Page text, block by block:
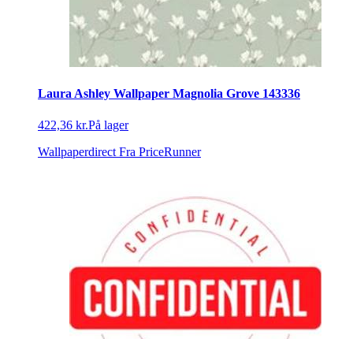
Laura Ashley Wallpaper Magnolia Grove 143336
422,36 kr.På lager
Wallpaperdirect Fra PriceRunner